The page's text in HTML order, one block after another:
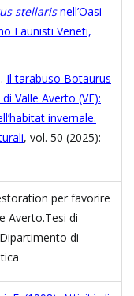
stellarisnell’Oasi
Faunisti Veneti,
Il tarabuso Botaurus
Valle Averto (VE):
invernale.
, vol. 50 (2025):
per favorire
Averto.Tesi di
di